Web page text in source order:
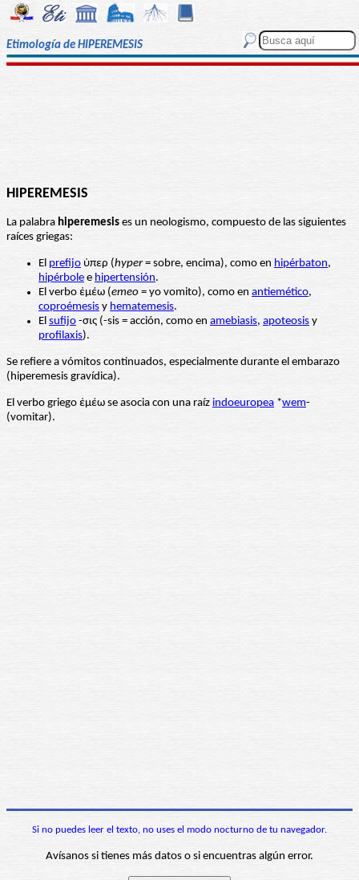
Etimología de HIPEREMESIS
HIPEREMESIS
La palabra hiperemesis es un neologismo, compuesto de las siguientes
raíces griegas:
El prefijo ὑπερ (hyper= sobre, encima), como en hipérbaton,
hipérbole e hipertensión.
El verbo ἐμέω (emeo = yo vomito), como en antiemético,
coproémesis y hematemesis.
El sufijo -σις (-sis = acción, como en amebiasis, apoteosis y
profilaxis).
Se refiere a vómitos continuados, especialmente durante el embarazo
(hiperemesis gravídica).
El verbo griego ἐμέω se asocia con una raíz indoeuropea *wem-
(vomitar).
Si no puedes leer el texto, no uses el modo nocturno de tu navegador.
Avísanos si tienes más datos o si encuentras algún error.